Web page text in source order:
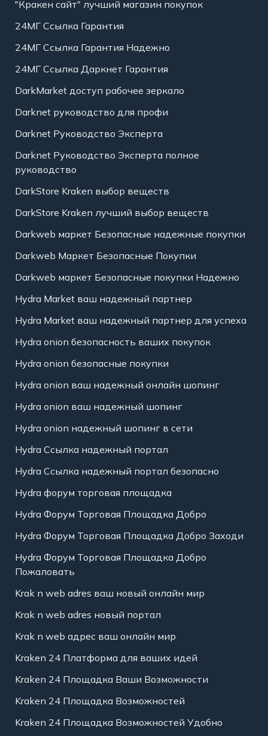
"Кракен сайт" лучший магазин покупок
24МГ Ссылка Гарантия
24МГ Ссылка Гарантия Надежно
24МГ Ссылка Даркнет Гарантия
DarkMarket доступ рабочее зеркало
Darknet руководство для профи
Darknet Руководство Эксперта
Darknet Руководство Эксперта полное
руководство
DarkStore Kraken выбор веществ
DarkStore Kraken лучший выбор веществ
Darkweb маркет Безопасные надежные покупки
Darkweb Маркет Безопасные Покупки
Darkweb маркет Безопасные покупки Надежно
Hydra Market ваш надежный партнер
Hydra Market ваш надежный партнер для успеха
Hydra onion безопасность ваших покупок
Hydra onion безопасные покупки
Hydra onion ваш надежный онлайн шопинг
Hydra onion ваш надежный шопинг
Hydra onion надежный шопинг в сети
Hydra Ссылка надежный портал
Hydra Ссылка надежный портал безопасно
Hydra форум торговая площадка
Hydra Форум Торговая Площадка Добро
Hydra Форум Торговая Площадка Добро Заходи
Hydra Форум Торговая Площадка Добро
Пожаловать
Krak n web adres ваш новый онлайн мир
Krak n web adres новый портал
Krak n web адрес ваш онлайн мир
Kraken 24 Платформа для ваших идей
Kraken 24 Площадка Ваши Возможности
Kraken 24 Площадка Возможностей
Kraken 24 Площадка Возможностей Удобно